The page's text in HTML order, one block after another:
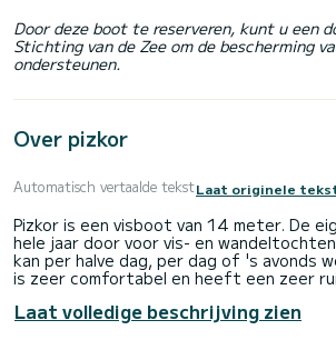
Door deze boot te reserveren, kunt u een
Stichting van de Zee om de bescherming
ondersteunen.
Over pizkor
Automatisch vertaalde tekstLaat originele
Pizkor is een visboot van 14 meter. De
hele jaar door voor vis- en
kan per halve dag, per dag of 's avonds
is zeer comfortabel en heeft een zeer
Baskische kust te laten zien, zowel aan de
Laat volledige beschrijving zien